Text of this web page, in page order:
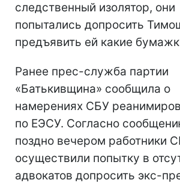
следственный изолятор, они
попытались допросить
предъявить ей какие
Ранее прес-служба партии
«Батькивщина» сообщила о
намерениях СБУ
по ЕЭСУ. Согласно
поздно вечером работники
осуществили попытку в
адвокатов допросить экс-